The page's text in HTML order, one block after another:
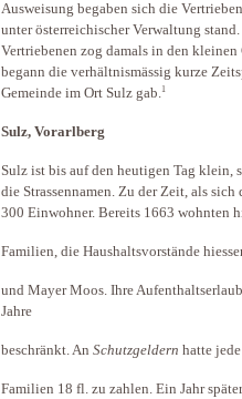
Ausweisung begaben sich die
unter österreichischer Verwaltung
Vertriebenen zog damals in den
begann die verhältnismässig kurze
Gemeinde im Ort Sulz gab.1
Sulz, Vorarlberg
Sulz ist bis auf den heutigen Tag klein,
die Strassennamen. Zu der Zeit, als
300 Einwohner. Bereits 1663 wohnten
Familien, die Haushaltsvorstände
und Mayer Moos. Ihre
Jahre
beschränkt. An Schutzgeldern hatte
Familien 18 fl. zu zahlen. Ein Jahr